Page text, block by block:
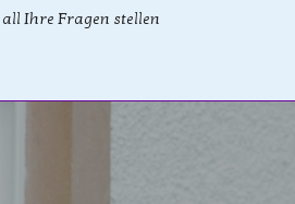
Ihre Fragen stellen